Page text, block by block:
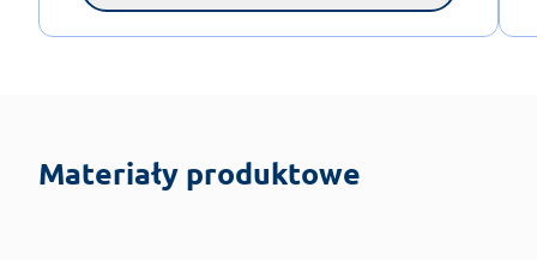
Materiały produktowe